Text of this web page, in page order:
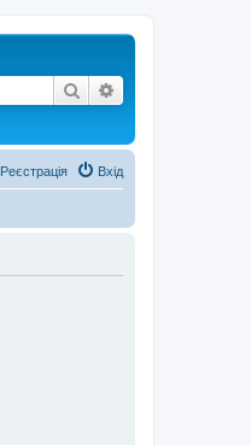
Пошук
Вхід
Реєстрація